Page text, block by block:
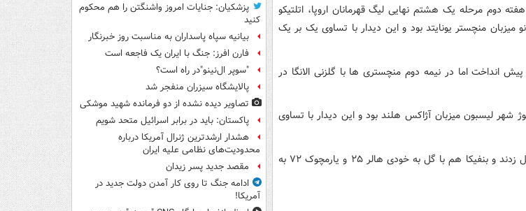
دوم مرحله یک هشتم نهایی لیگ قهرمانان اروپا، اتلتیکو
میزبان منچستر یونایتد بود و این دیدار با تساوی یک بر یک
دقیقه ۷ اتلتیکو را پیش انداخت اما در نیمه دوم منچستری ها با گلزنی الانگا در
شهر لیسبون میزبان آژاکس هلند بود و این دیدار با تساوی
تادیچ ۱۸ و هالر ۲۹ برای آژاکس گل زدند و بنفیکا هم با گل به خودی هالر ۲۵ و یارمچوک ۷۲ به
پزشکیان: جنایات امروز واشنگتن را هم محکوم
کنید
بیانیه سپاه پاسداران به مناسبت روز خبرنگار
فارن افرز: جنگ با ایران یک فاجعه است
"سوپر ال‌نینو"در راه است؟
پالایشگاه سیزران منفجر شد
تصاویر دیده‌ نشده از دو فرمانده شهید موشکی
پاکستان: باید در برابر اسرائیل متحد شویم
هشدار ارشدترین ژنرال آمریکا درباره
محدودیت‌های نظامی علیه ایران
مقصد جدید پسر زیدان
ادامه جنگ تا روی کار آمدن دولت جدید در
آمریکا!